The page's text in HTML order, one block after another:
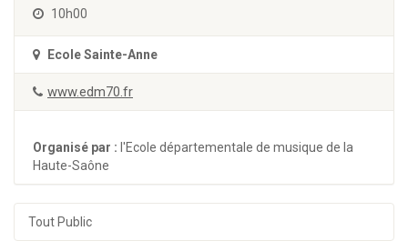
10h00
Ecole Sainte-Anne
www.edm70.fr
Organisé par : l'Ecole départementale de musique de la
Haute-Saône
Tout Public